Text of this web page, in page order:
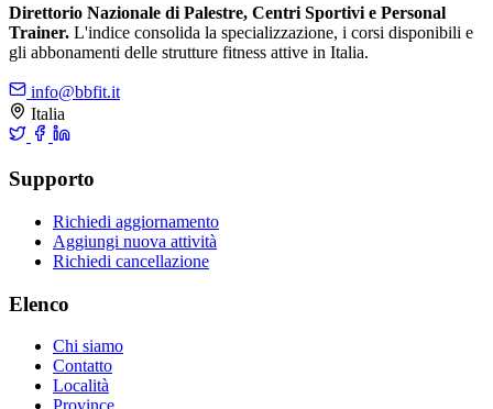
Direttorio Nazionale di Palestre, Centri Sportivi e Personal
Trainer. L'indice consolida la specializzazione, i corsi disponibili e
gli abbonamenti delle strutture fitness attive in Italia.
info@bbfit.it
Italia
Supporto
Richiedi aggiornamento
Aggiungi nuova attività
Richiedi cancellazione
Elenco
Chi siamo
Contatto
Località